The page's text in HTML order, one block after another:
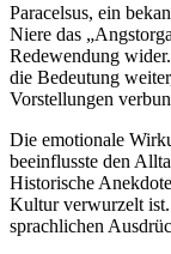
Paracelsus, ein
Niere das
Redewendung
die Bedeutung
Vorstellungen
Die emotionale
beeinflusste den
Historische
Kultur verwurzelt
sprachlichen